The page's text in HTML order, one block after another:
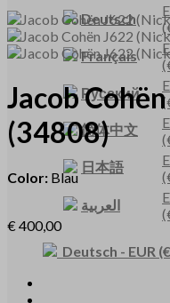
Deutsch
Français
Русский
简体中文
日本語
العربية
Deutsch - EUR
Jacob Cohën
(34808)
Color: Blau
€ 400,00